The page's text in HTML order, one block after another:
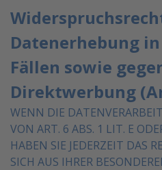
Datenerhebung
Fällen sowie
Direktwerbung
WENN DIE
VON ART. 6 ABS. 1 LIT. E
HABEN SIE JEDERZEIT DAS
SICH AUS IHRER